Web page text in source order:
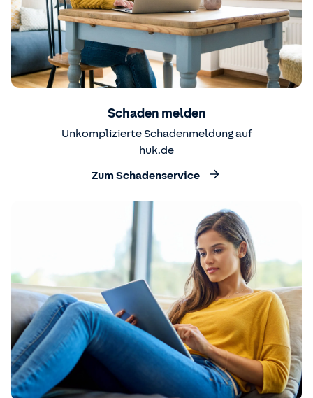
Schaden melden
Unkomplizierte Schadenmeldung auf
huk.de
Zum Schadenservice